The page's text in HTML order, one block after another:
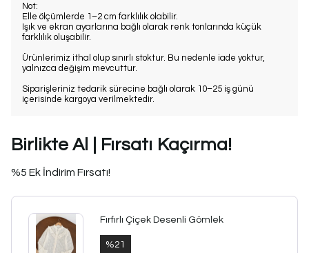
Not:
Elle ölçümlerde 1–2 cm farklılık olabilir.
Işık ve ekran ayarlarına bağlı olarak renk tonlarında küçük
farklılık oluşabilir.
Ürünlerimiz ithal olup sınırlı stoktur. Bu nedenle iade yoktur,
yalnızca değişim mevcuttur.
Siparişleriniz tedarik sürecine bağlı olarak 10–25 iş günü
içerisinde kargoya verilmektedir.
Birlikte Al | Fırsatı Kaçırma!
%5 Ek İndirim Fırsatı!
Fırfırlı Çiçek Desenli Gömlek
%21